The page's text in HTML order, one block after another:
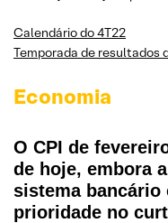
Calendário do 4T22
Temporada de resultados
Economia
O CPI de
de hoje, embora
sistema bancário
prioridade no